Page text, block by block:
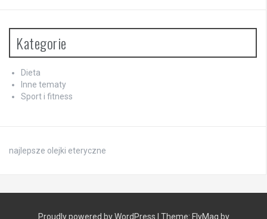
Kategorie
Dieta
Inne tematy
Sport i fitness
najlepsze olejki eteryczne
Proudly powered by WordPress | Theme: FlyMag by